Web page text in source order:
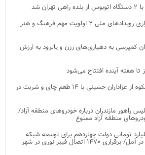
شد
توسعه باغ هنر و برگزاری رویدادهای ملی ۲ اولویت مهم فرهنگ و هنر
نیسان کمپرسی به دهیاری‌های رزن و یالرود به ارزش
تا هفته آینده افتتاح می‌شود
پذیرایی متفاوت و باشکوه از عزاداران حسینی با ۱۴ طعم چای و شربت در
مازندران درباره خودروهای منطقه آزاد/
منطقه آزاد ممنوع
گذاری ۱۸۰ میلیارد تومانی دولت چهاردهم برای توسعه شبکه
تلفن همراه و فیبر نوری در آمل/ برقراری ۱۴۷۰ اتصال فیبر نوری در شهر